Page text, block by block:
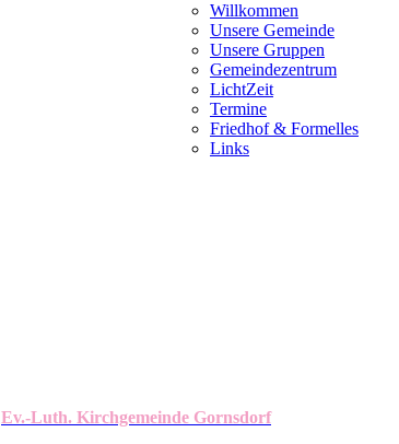
Willkommen
Unsere Gemeinde
Unsere Gruppen
Gemeindezentrum
LichtZeit
Termine
Friedhof & Formelles
Links
Ev.-Luth. Kirchgemeinde Gornsdorf